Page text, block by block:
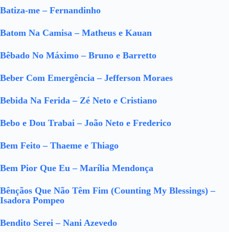
Batiza-me – Fernandinho
Batom Na Camisa – Matheus e Kauan
Bêbado No Máximo – Bruno e Barretto
Beber Com Emergência – Jefferson Moraes
Bebida Na Ferida – Zé Neto e Cristiano
Bebo e Dou Trabai – João Neto e Frederico
Bem Feito – Thaeme e Thiago
Bem Pior Que Eu – Marília Mendonça
Bênçãos Que Não Têm Fim (Counting My Blessings) –
Isadora Pompeo
Bendito Serei – Nani Azevedo